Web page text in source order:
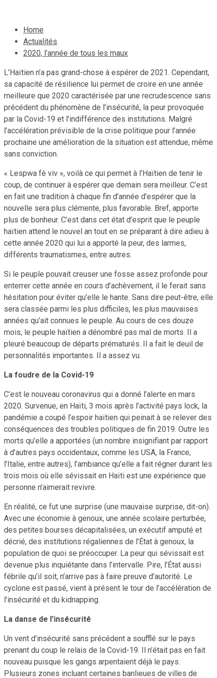
Home
Actualités
2020, l’année de tous les maux
L’Haïtien n’a pas grand-chose à espérer de 2021. Cependant,
sa capacité de résilience lui permet de croire en une année
meilleure que 2020 caractérisée par une recrudescence sans
précédent du phénomène de l’insécurité, la peur provoquée
par la Covid-19 et l’indifférence des institutions. Malgré
l’accélération prévisible de la crise politique pour l’année
prochaine une amélioration de la situation est attendue, même
sans conviction.
« Lespwa fè viv », voilà ce qui permet à l’Haïtien de tenir le
coup, de continuer à espérer que demain sera meilleur. C’est
en fait une tradition à chaque fin d’année d’espérer que la
nouvelle sera plus clémente, plus favorable. Bref, apporte
plus de bonheur. C’est dans cet état d’esprit que le peuple
haïtien attend le nouvel an tout en se préparant à dire adieu à
cette année 2020 qui lui a apporté la peur, des larmes,
différents traumatismes, entre autres.
Si le peuple pouvait creuser une fosse assez profonde pour
enterrer cette année en cours d’achèvement, il le ferait sans
hésitation pour éviter qu’elle le hante. Sans dire peut-être, elle
sera classée parmi les plus difficiles, les plus mauvaises
années qu’ait connues le peuple. Au cours de ces douze
mois, le peuple haïtien a dénombré pas mal de morts. Il a
pleuré beaucoup de départs prématurés. Il a fait le deuil de
personnalités importantes. Il a assez vu.
La foudre de la Covid-19
C’est le nouveau coronavirus qui a donné l’alerte en mars
2020. Survenue, en Haïti, 3 mois après l’activité pays lock, la
pandémie a coupé l’espoir haïtien qui peinait à se relever des
conséquences des troubles politiques de fin 2019. Outre les
morts qu’elle a apportées (un nombre insignifiant par rapport
à d’autres pays occidentaux, comme les USA, la France,
l’Italie, entre autres), l’ambiance qu’elle a fait régner durant les
trois mois où elle sévissait en Haïti est une expérience que
personne n’aimerait revivre.
En réalité, ce fut une surprise (une mauvaise surprise, dit-on).
Avec une économie à genoux, une année scolaire perturbée,
des petites bourses décapitalisées, un exécutif amputé et
décrié, des institutions régaliennes de l’État à genoux, la
population de quoi se préoccuper. La peur qui sévissait est
devenue plus inquiétante dans l’intervalle. Pire, l’État aussi
fébrile qu’il soit, n’arrive pas à faire preuve d’autorité. Le
cyclone est passé, vient à présent le tour de l’accélération de
l’insécurité et du kidnapping.
La danse de l’insécurité
Un vent d’insécurité sans précédent a soufflé sur le pays
prenant du coup le relais de la Covid-19. Il n’était pas en fait
nouveau puisque les gangs arpentaient déjà le pays.
Plusieurs zones incluant certaines banlieues de villes de